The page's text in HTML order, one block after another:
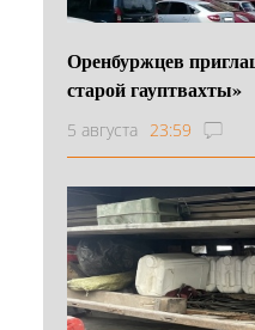
Оренбуржцев
старой гауптвахты»
5 августа 23:59